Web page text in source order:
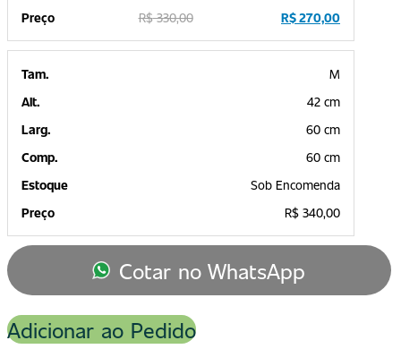
R$330,00 R$270,00
M
42 cm
60 cm
60 cm
Sob Encomenda
R$ 340,00
Cotar no WhatsApp
Adicionar ao Pedido